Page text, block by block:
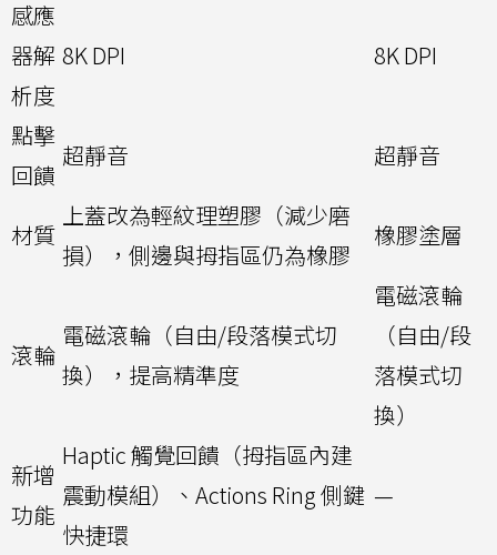
感應
器解
析度
8K DPI 8K DPI
點擊
回饋
超靜音 超靜音
材質
上蓋改為輕紋理塑膠（減少磨
損），側邊與拇指區仍為橡膠
橡膠塗層
滾輪
電磁滾輪（自由/段落模式切
換），提高精準度
電磁滾輪
（自由/段
落模式切
換）
新增
功能
Haptic 觸覺回饋（拇指區內建
震動模組）、Actions Ring 側鍵
快捷環
—